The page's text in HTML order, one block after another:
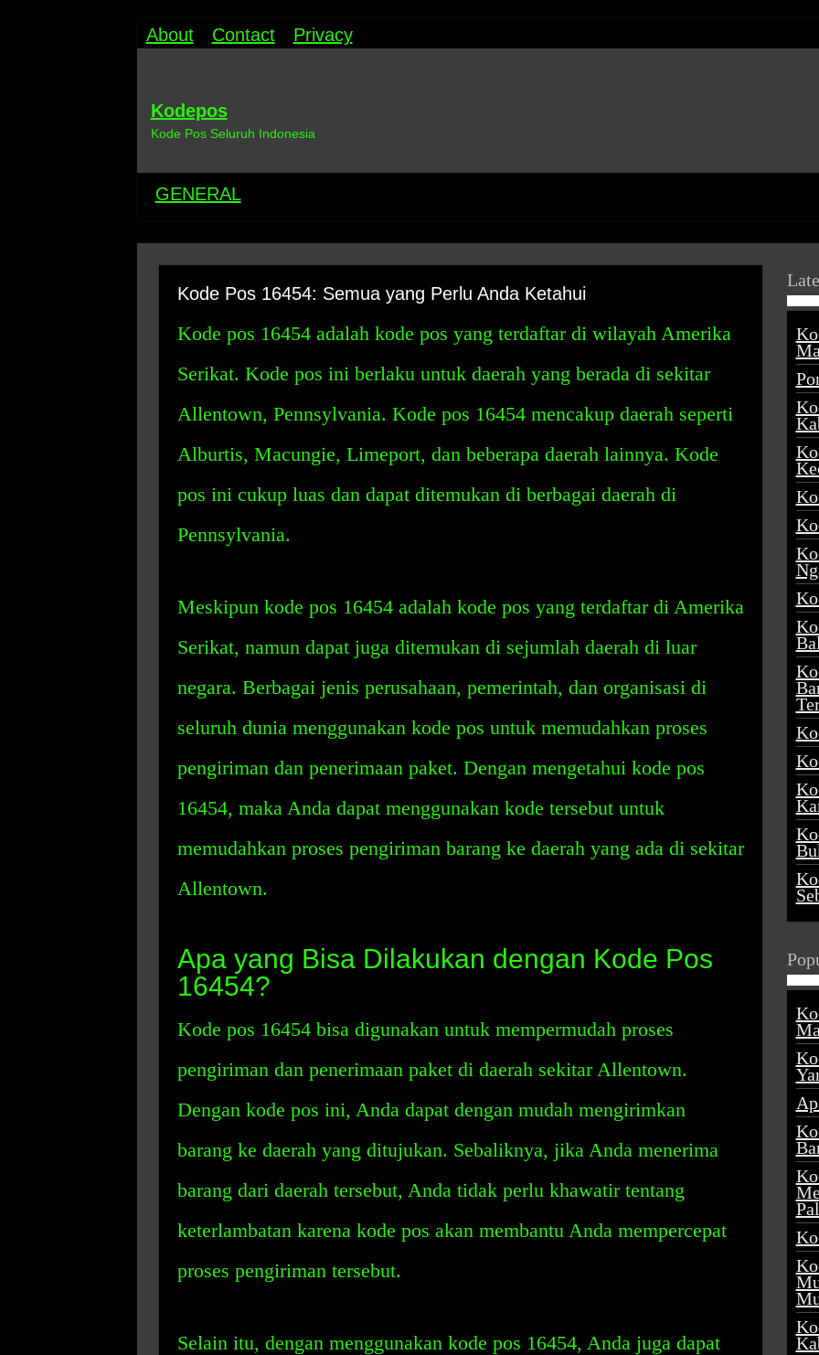
About Contact Privacy
Kodepos
Kode Pos Seluruh Indonesia
GENERAL
Kode Pos 16454: Semua yang Perlu Anda Ketahui
Kode pos 16454 adalah kode pos yang terdaftar di wilayah Amerika
Serikat. Kode pos ini berlaku untuk daerah yang berada di sekitar
Allentown, Pennsylvania. Kode pos 16454 mencakup daerah seperti
Alburtis, Macungie, Limeport, dan beberapa daerah lainnya. Kode
pos ini cukup luas dan dapat ditemukan di berbagai daerah di
Pennsylvania.
Meskipun kode pos 16454 adalah kode pos yang terdaftar di Amerika
Serikat, namun dapat juga ditemukan di sejumlah daerah di luar
negara. Berbagai jenis perusahaan, pemerintah, dan organisasi di
seluruh dunia menggunakan kode pos untuk memudahkan proses
pengiriman dan penerimaan paket. Dengan mengetahui kode pos
16454, maka Anda dapat menggunakan kode tersebut untuk
memudahkan proses pengiriman barang ke daerah yang ada di sekitar
Allentown.
Apa yang Bisa Dilakukan dengan Kode Pos
16454?
Kode pos 16454 bisa digunakan untuk mempermudah proses
pengiriman dan penerimaan paket di daerah sekitar Allentown.
Dengan kode pos ini, Anda dapat dengan mudah mengirimkan
barang ke daerah yang ditujukan. Sebaliknya, jika Anda menerima
barang dari daerah tersebut, Anda tidak perlu khawatir tentang
keterlambatan karena kode pos akan membantu Anda mempercepat
proses pengiriman tersebut.
Selain itu, dengan menggunakan kode pos 16454, Anda juga dapat